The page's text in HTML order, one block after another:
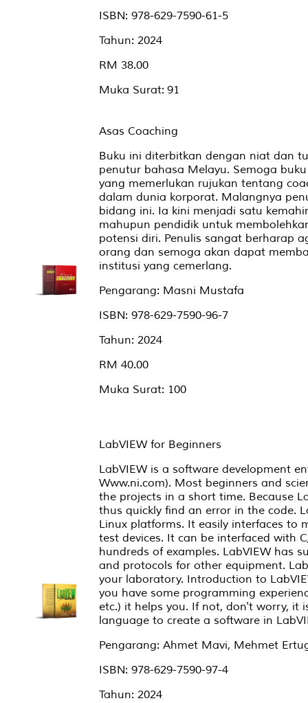
ISBN: 978-629-7590-61-5
Tahun: 2024
RM 38.00
Muka Surat: 91
Asas Coaching
Buku ini diterbitkan dengan niat dan
penutur bahasa Melayu. Semoga
yang memerlukan rujukan tentang
dalam dunia korporat. Malangnya
bidang ini. Ia kini menjadi satu
mahupun pendidik untuk
potensi diri. Penulis sangat berharap
orang dan semoga akan dapat
institusi yang cemerlang.
Pengarang: Masni Mustafa
ISBN: 978-629-7590-96-7
Tahun: 2024
RM 40.00
Muka Surat: 100
LabVIEW for Beginners
LabVIEW is a software development
Www.ni.com). Most beginners and
the projects in a short time. Because
thus quickly find an error in the code.
Linux platforms. It easily interfaces to
test devices. It can be interfaced with
hundreds of examples. LabVIEW has
and protocols for other equipment.
your laboratory. Introduction to
you have some programming
etc.) it helps you. If not, don't worry, it
language to create a software in
Pengarang: Ahmet Mavi, Mehmet
ISBN: 978-629-7590-97-4
Tahun: 2024